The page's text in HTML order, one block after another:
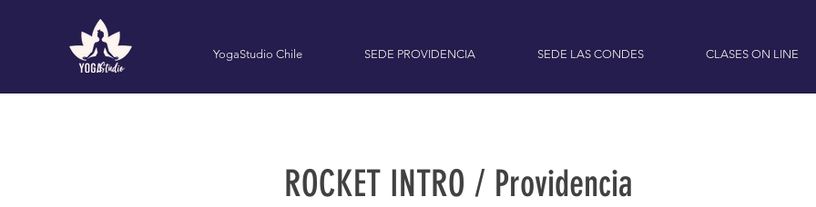
YogaStudio Chile SEDE PROVIDENCIA SEDE LAS CONDES CLASES ON LINE
ROCKET INTRO / Providencia